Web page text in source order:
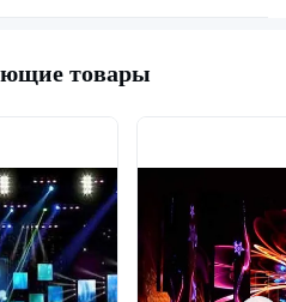
товары